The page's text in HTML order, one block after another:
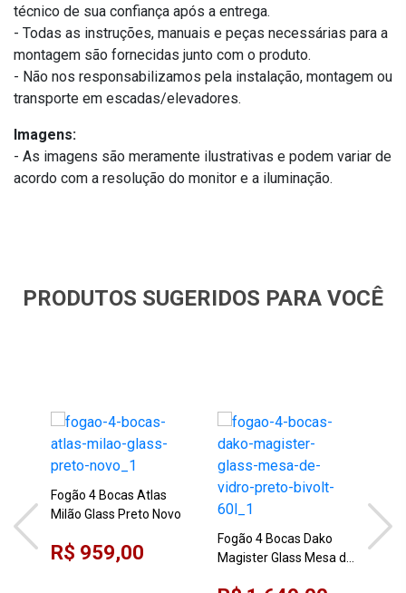
técnico de sua confiança após a entrega.
- Todas as instruções, manuais e peças necessárias para a
montagem são fornecidas junto com o produto.
- Não nos responsabilizamos pela instalação, montagem ou
transporte em escadas/elevadores.
Imagens:
- As imagens são meramente ilustrativas e podem variar de
acordo com a resolução do monitor e a iluminação.
PRODUTOS SUGERIDOS PARA VOCÊ
Fogão 4 Bocas Atlas
Milão Glass Preto Novo
R$ 959,00
Fogão 4 Bocas Dako
Magister Glass Mesa de